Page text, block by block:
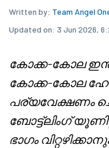
Written by: Team Angel
Updated on: 3 Jun 2026,
കോക്ക-കോല
കോക്ക-കോല
പര്യവേക്ഷണം
ബോട്ട്ലിംഗ്
ഭാഗം